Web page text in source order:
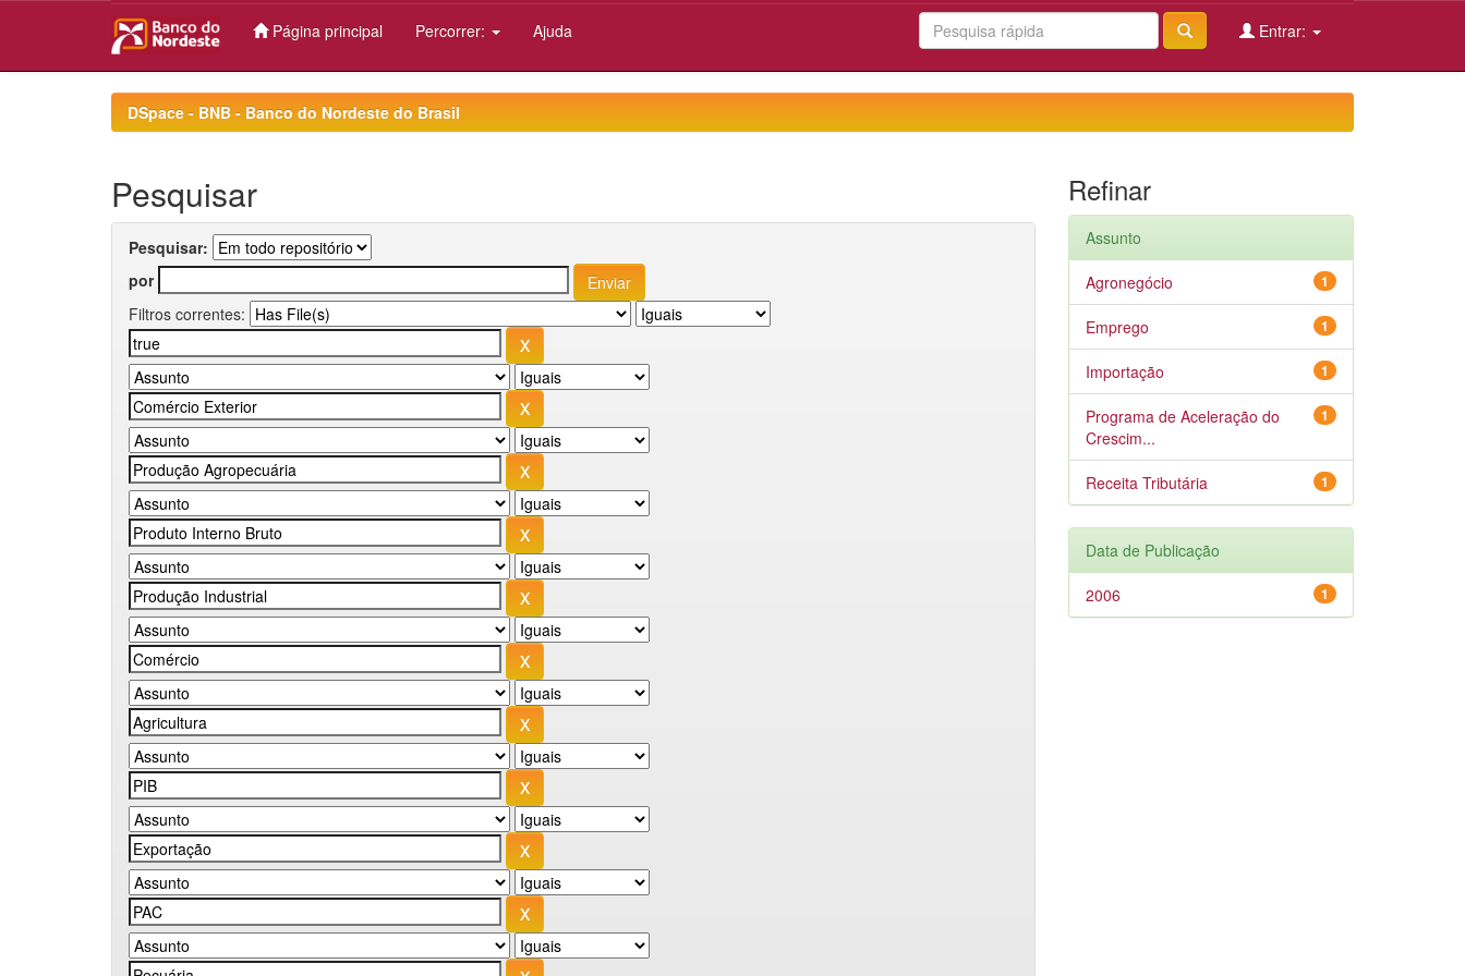
Página principal Percorrer: Ajuda Entrar:
DSpace - BNB - Banco do Nordeste do Brasil
Pesquisar
Pesquisar:
por
Filtros correntes:
Refinar
Assunto
1
Agronegócio
1
Emprego
1
Importação
1
Programa de Aceleração do
Crescim...
1
Receita Tributária
Data de Publicação
1
2006